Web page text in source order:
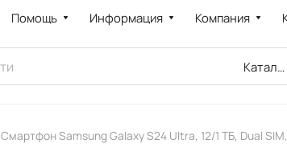
Помощь Информация Компания
Каталог
Смартфон Samsung Galaxy S24 Ultra, 12/1 ТБ, Dual